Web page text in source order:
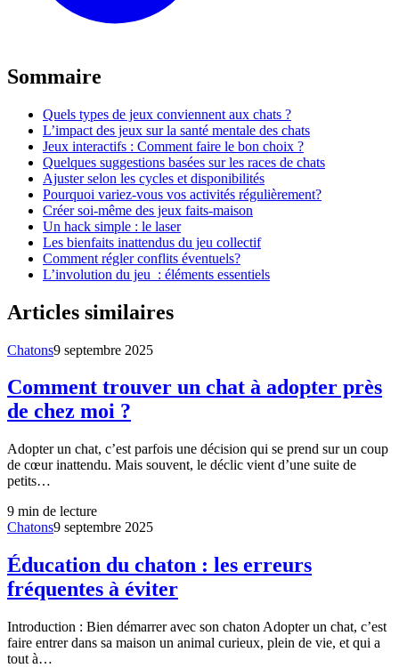
Sommaire
Quels types de jeux conviennent aux chats ?
L’impact des jeux sur la santé mentale des chats
Jeux interactifs : Comment faire le bon choix ?
Quelques suggestions basées sur les races de chats
Ajuster selon les cycles et disponibilités
Pourquoi variez-vous vos activités régulièrement?
Créer soi-même des jeux faits-maison
Un hack simple : le laser
Les bienfaits inattendus du jeu collectif
Comment régler conflits éventuels?
L’involution du jeu : éléments essentiels
Articles similaires
Chatons9 septembre 2025
Comment trouver un chat à adopter près
de chez moi ?
Adopter un chat, c’est parfois une décision qui se prend sur un coup
de cœur inattendu. Mais souvent, le déclic vient d’une suite de
petits…
9 min de lecture
Chatons9 septembre 2025
Éducation du chaton : les erreurs
fréquentes à éviter
Introduction : Bien démarrer avec son chaton Adopter un chat, c’est
faire entrer dans sa maison un animal curieux, plein de vie, et qui a
tout à…